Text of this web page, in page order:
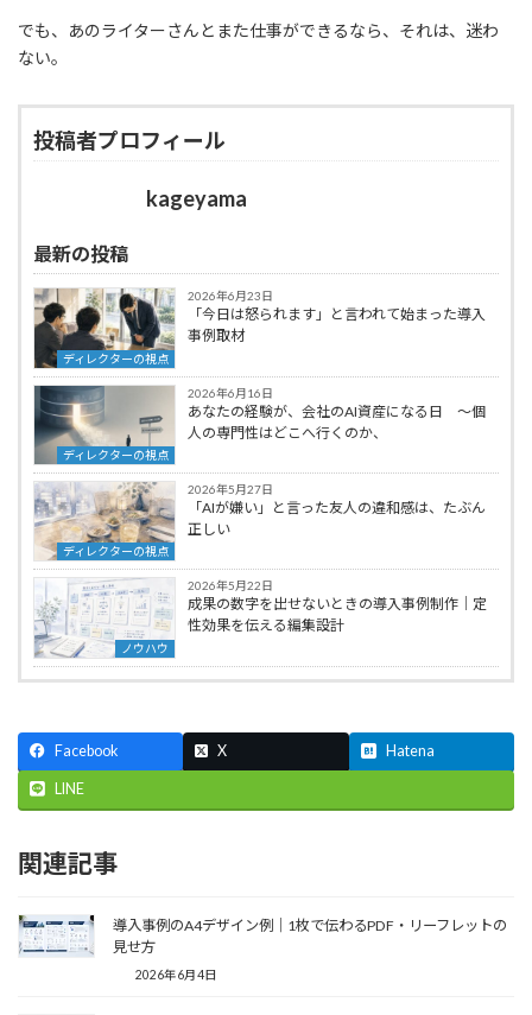
でも、あのライターさんとまた仕事ができるなら、それは、迷わ
ない。
投稿者プロフィール
kageyama
最新の投稿
ディレクターの視点
2026年6月23日
「今日は怒られます」と言われて始まった導入
事例取材
ディレクターの視点
2026年6月16日
あなたの経験が、会社のAI資産になる日 ～個
人の専門性はどこへ行くのか、
ディレクターの視点
2026年5月27日
「AIが嫌い」と言った友人の違和感は、たぶん
正しい
ノウハウ
2026年5月22日
成果の数字を出せないときの導入事例制作｜定
性効果を伝える編集設計
Facebook X Hatena
LINE
関連記事
導入事例のA4デザイン例｜1枚で伝わるPDF・リーフレットの
見せ方
2026年6月4日